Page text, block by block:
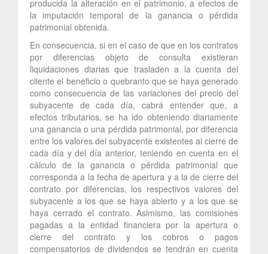
producida la alteración en el patrimonio, a efectos de
la imputación temporal de la ganancia o pérdida
patrimonial obtenida.
En consecuencia, si en el caso de que en los contratos
por diferencias objeto de consulta existieran
liquidaciones diarias que trasladen a la cuenta del
cliente el beneficio o quebranto que se haya generado
como consecuencia de las variaciones del precio del
subyacente de cada día, cabrá entender que, a
efectos tributarios, se ha ido obteniendo diariamente
una ganancia o una pérdida patrimonial, por diferencia
entre los valores del subyacente existentes al cierre de
cada día y del día anterior, teniendo en cuenta en el
cálculo de la ganancia o pérdida patrimonial que
corresponda a la fecha de apertura y a la de cierre del
contrato por diferencias, los respectivos valores del
subyacente a los que se haya abierto y a los que se
haya cerrado el contrato. Asimismo, las comisiones
pagadas a la entidad financiera por la apertura o
cierre del contrato y los cobros o pagos
compensatorios de dividendos se tendrán en cuenta